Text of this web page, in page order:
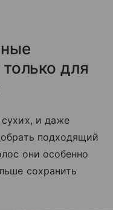
для
и даже
подходящий
они особенно
сохранить